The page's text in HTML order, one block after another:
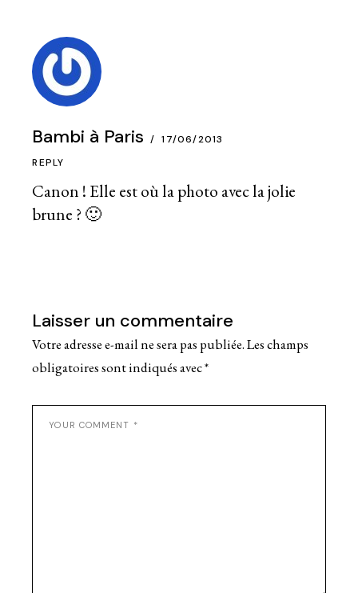
Bambi à Paris 17/06/2013
Canon ! Elle est où la photo avec la jolie
brune ? 🙂
REPLY
Laisser un commentaire
Votre adresse e-mail ne sera pas publiée.Les champs
obligatoires sont indiqués avec*